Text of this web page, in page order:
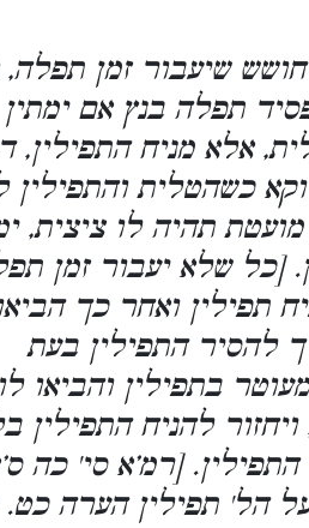
שיעבור זמן תפלה,
תפלה בנץ אם ימתין
אלא מניח התפילין,
כשהטלית והתפילין
תהיה לו ציצית,
[כל שלא יעבור זמן
תפילין ואחר כך
להסיר התפילין בעת
בתפילין והביאו
להניח התפילין
[רמ’א סי' כה
הל' תפילין הערה